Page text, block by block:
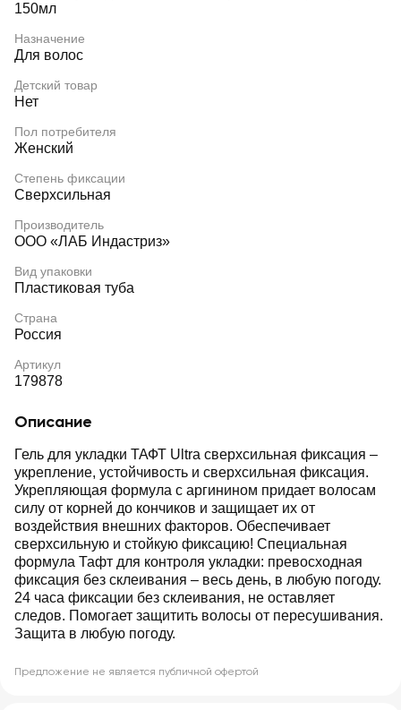
150мл
Назначение
Для волос
Детский товар
Нет
Пол потребителя
Женский
Степень фиксации
Сверхсильная
Производитель
ООО «ЛАБ Индастриз»
Вид упаковки
Пластиковая туба
Страна
Россия
Артикул
179878
Описание
Гель для укладки ТАФТ Ultra сверхсильная фиксация ‒
укрепление, устойчивость и сверхсильная фиксация.
Укрепляющая формула с аргинином придает волосам
силу от корней до кончиков и защищает их от
воздействия внешних факторов. Обеспечивает
сверхсильную и стойкую фиксацию! Специальная
формула Тафт для контроля укладки: превосходная
фиксация без склеивания – весь день, в любую погоду.
24 часа фиксации без склеивания, не оставляет
следов. Помогает защитить волосы от пересушивания.
Защита в любую погоду.
Предложение не является публичной офертой